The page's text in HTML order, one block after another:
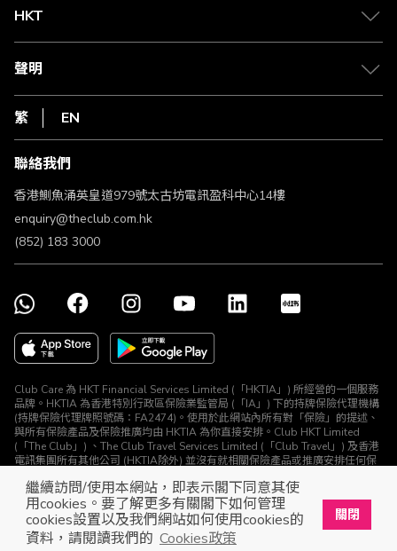
繼續訪問/使用本網站，即表示閣下同意其使
用cookies。要了解更多有關閣下如何管理
cookies設置以及我們網站如何使用cookies的
資料，請閱讀我們的 Cookies政策
關閉
Club Shopping 商品領取站
常見問題
HKT
csl.
1010
HKT
聲明
私隱聲明
使用條款
條款及細則
不歧視及不騷擾聲明
認可牌照及通告
繁 EN
聯絡我們
香港鰂魚涌英皇道979號太古坊電訊盈科中心14樓
enquiry@theclub.com.hk
(852) 183 3000
Club Care 為 HKT Financial Services Limited (「HKTIA」) 所經營的一個服務
品牌。HKTIA 為香港特別行政區保險業監管局 (「IA」) 下的持牌保險代理機構
(持牌保險代理牌照號碼：FA2474)。使用於此網站內所有對「保險」的提述、
與所有保險產品及保險推廣均由 HKTIA 為你直接安排。Club HKT Limited
(「The Club」) 、The Club Travel Services Limited (「Club Travel」) 及香港
電訊集團所有其他公司 (HKTIA除外) 並沒有就相關保險產品或推廣安排任何保
© The Club 2026. 保留所有權利
立即下載The Club手機app
展開屬於你的獎賞之旅
開啟